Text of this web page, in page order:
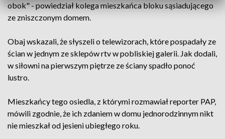
obok" - powiedział kolega mieszkańca bloku sąsiadującego
ze zniszczonym domem.
Obaj wskazali, że słyszeli o telewizorach, które pospadały ze
ścian w jednym ze sklepów rtv w pobliskiej galerii. Jak dodali,
w siłowni na pierwszym piętrze ze ściany spadło ponoć
lustro.
Mieszkańcy tego osiedla, z którymi rozmawiał reporter PAP,
mówili zgodnie, że ich zdaniem w domu jednorodzinnym nikt
nie mieszkał od jesieni ubiegłego roku.